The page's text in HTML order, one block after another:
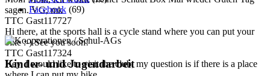
sagen. VG, mk
TTC Gast117727
Hi there, at the sports hall is a cycle stand where you can put your
bike :-) See you soon!
TTC Gast117324
Hey, I would like to visit the club, my question is if there is a place
Facebook (69)
Kinder- und Jugendarbeit